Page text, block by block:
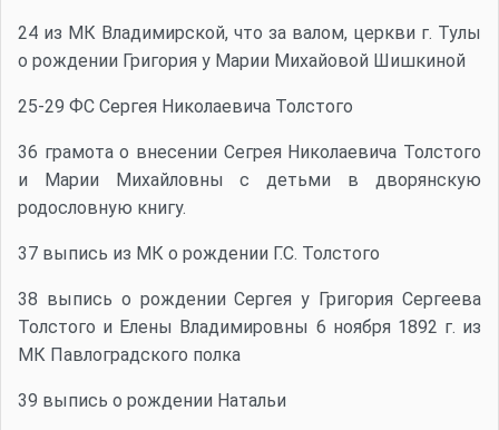
24 из МК Владимирской, что за валом, церкви г. Тулы
о рождении Григория у Марии Михайовой Шишкиной
25-29 ФС Сергея Николаевича Толстого
36 грамота о внесении Сегрея Николаевича Толстого
и Марии Михайловны с детьми в дворянскую
родословную книгу.
37 выпись из МК о рождении Г.С. Толстого
38 выпись о рождении Сергея у Григория Сергеева
Толстого и Елены Владимировны 6 ноября 1892 г. из
МК Павлоградского полка
39 выпись о рождении Натальи